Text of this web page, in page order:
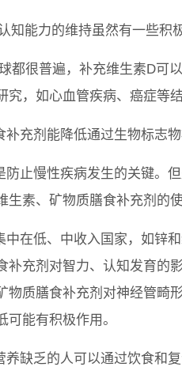
知能力的维持虽然有一些积
都很普遍，补充维生素D可
，如心血管疾病、癌症等结
充剂能降低通过生物标志
防止慢性疾病发生的关键。
生素、矿物质膳食补充剂的
中在低、中收入国家，如锌
补充剂对智力、认知发育的
物质膳食补充剂对神经管畸
能有积极作用。
缺乏的人可以通过饮食和